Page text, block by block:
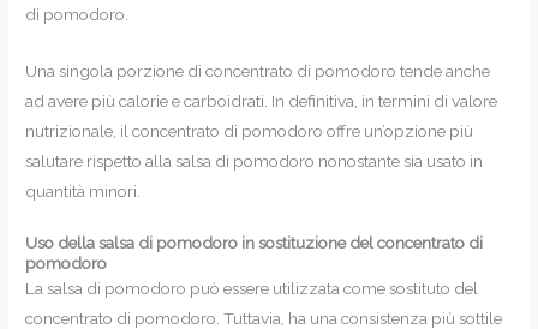
di pomodoro.
Una singola porzione di concentrato di pomodoro tende anche
ad avere più calorie e carboidrati. In definitiva, in termini di valore
nutrizionale, il concentrato di pomodoro offre un’opzione più
salutare rispetto alla salsa di pomodoro nonostante sia usato in
quantità minori.
Uso della salsa di pomodoro in sostituzione del concentrato di
pomodoro
La salsa di pomodoro può essere utilizzata come sostituto del
concentrato di pomodoro. Tuttavia, ha una consistenza più sottile